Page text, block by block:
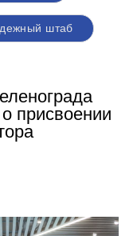
штаб
присвоении